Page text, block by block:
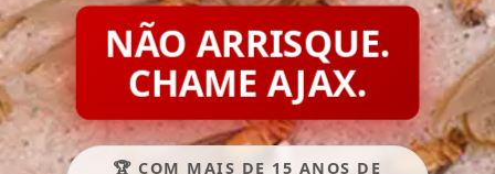
NÃO ARRISQUE.
CHAME AJAX.
🏆 COM MAIS DE 15 ANOS DE